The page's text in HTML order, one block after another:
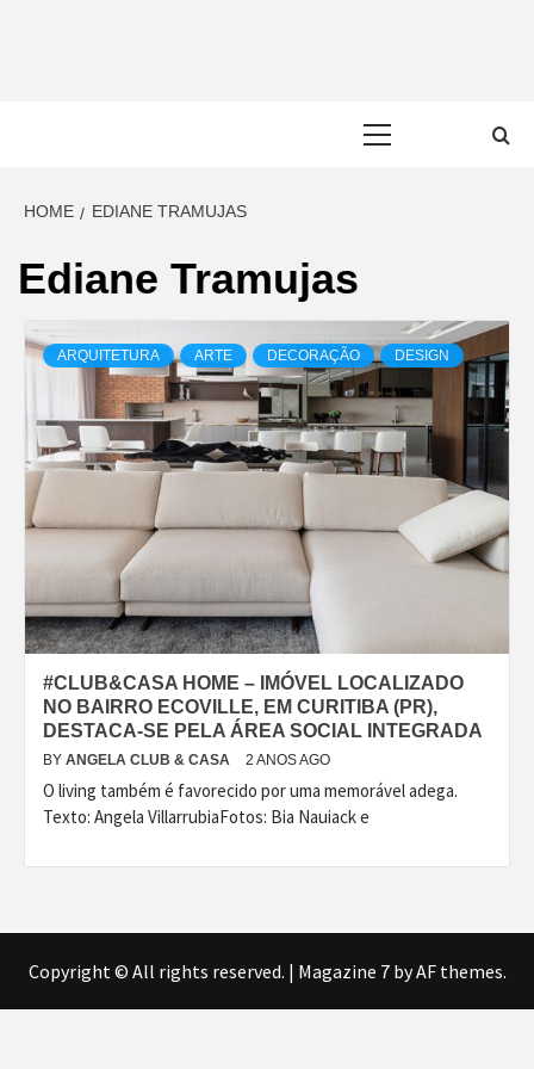
HOME EDIANE TRAMUJAS
Ediane Tramujas
ARQUITETURA ARTE DECORAÇÃO DESIGN
#CLUB&CASA HOME – IMÓVEL LOCALIZADO
NO BAIRRO ECOVILLE, EM CURITIBA (PR),
DESTACA-SE PELA ÁREA SOCIAL INTEGRADA
BY ANGELA CLUB & CASA 2 ANOS AGO
O living também é favorecido por uma memorável adega.
Texto: Angela VillarrubiaFotos: Bia Nauiack e
Copyright © All rights reserved. | Magazine 7by AF themes.